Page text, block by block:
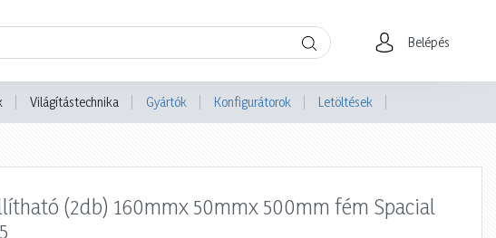
Belépés
Világítástechnika Gyártók Konfigurátorok Letöltések
(2db) 160mmx 50mmx 500mm fém Spacial